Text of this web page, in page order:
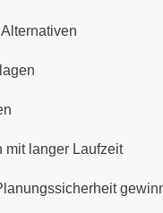
mit langer Laufzeit